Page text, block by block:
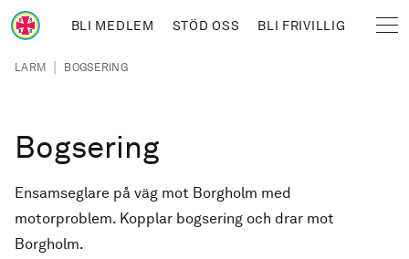
Hoppa till huvudinnehåll
BLI MEDLEM STÖD OSS BLI FRIVILLIG
Länkstig
LARM | BOGSERING
Bogsering
Ensamseglare på väg mot Borgholm med
motorproblem. Kopplar bogsering och drar mot
Borgholm.